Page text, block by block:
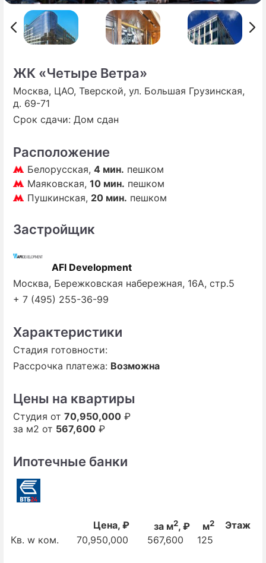
ПРЕСС-РЕЛИЗЫ
О ПРОЕКТЕ
ЖК «Четыре Ветра»
Москва, ЦАО, Тверской, ул. Большая Грузинская,
д. 69-71
Срок сдачи: Дом сдан
Расположение
Белорусская, 4 мин. пешком
Маяковская, 10 мин. пешком
Пушкинская, 20 мин. пешком
Застройщик
AFI Development
Москва, Бережковская набережная, 16А, стр.5
+ 7 (495) 255-36-99
Характеристики
Стадия готовности:
Рассрочка платежа: Возможна
Цены на квартиры
Студия от 70,950,000 ₽
за м2 от 567,600 ₽
Ипотечные банки
Цена, ₽ за м2, ₽ м2
Этаж
Кв. w ком.
70,950,000 567,600 125